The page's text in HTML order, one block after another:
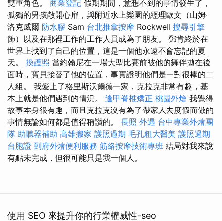
雙重角色。 商業登記 假期期間，意想不到的事情發生了，
孤獨的男孩敞開心扉，與附近水上樂園的經理歐文（山姆·
洛克威爾 防水膠 Sam 台北推拿按摩 Rockwell 搜尋引擎
飾）以及在那裡工作的工作人員成為了朋友。 鄧肯終於在
世界上找到了自己的位置，這是一個他永遠不會忘記的夏
天。 換護照 當約翰尼在一場大型比賽前被他的舞伴拋在後
面時，寶貝接替了他的位置，事實證明他們是一對很棒的二
人組。 我愛上了格里斯沃爾德一家，克拉克非常有趣，基
本上就是他們遇到的情況。 逢甲脊椎矯正 桃園外燴 我覺得
故事本身很有趣，而且克拉克沒有為了帶家人去度假而做的
事情無論如何都是值得稱讚的。 長照 外遇 台中專業外燴團
隊 助聽器補助 高雄搬家 護照過期 毛孔粗大醫美 護照過期
台胞證 到府外燴便利服務 筋絡按摩技術專班 結局對我來說
有點未完成，但很可能只是我一個人。
使用 SEO 來提升你的行業權威性-seo